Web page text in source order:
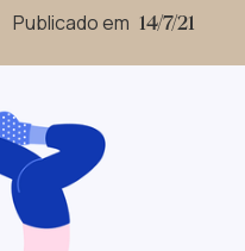
Publicado em 14/7/21